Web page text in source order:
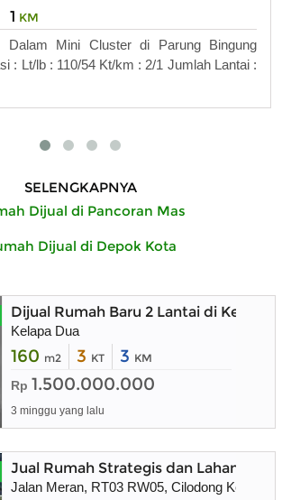
1 KM
Dalam Mini Cluster di Parung Bingung
: Lt/lb : 110/54 Kt/km : 2/1 Jumlah Lantai :
SELENGKAPNYA
Dijual di Pancoran Mas
Dijual di Depok Kota
Dijual Rumah Baru 2 Lantai di Kelapa
Kelapa Dua
160 m2 3 KT 3 KM
Rp 1.500.000.000
3 minggu yang lalu
Jual Rumah Strategis dan Lahan
Jalan Meran, RT03 RW05, Cilodong Kel. ,